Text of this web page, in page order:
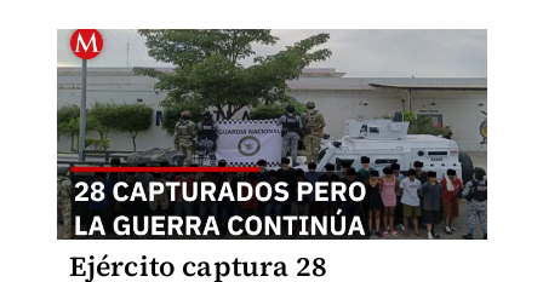
Ejército captura 28